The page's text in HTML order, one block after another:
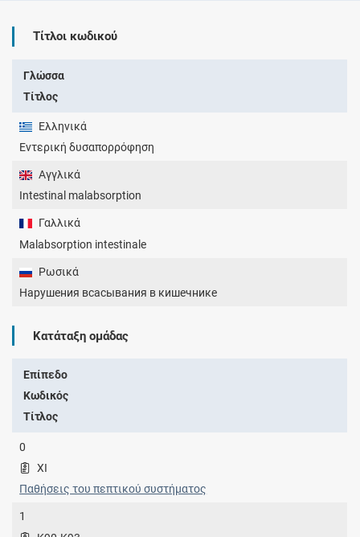
Τίτλοι κωδικού
Γλώσσα
Τίτλος
Ελληνικά
Εντερική δυσαπορρόφηση
Αγγλικά
Intestinal malabsorption
Γαλλικά
Malabsorption intestinale
Ρωσικά
Нарушения всасывания в кишечнике
Κατάταξη ομάδας
Επίπεδο
Κωδικός
Τίτλος
0
XI
Παθήσεις του πεπτικού συστήματος
1